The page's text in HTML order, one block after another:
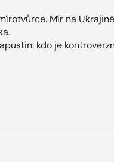
Mír na
kdo je